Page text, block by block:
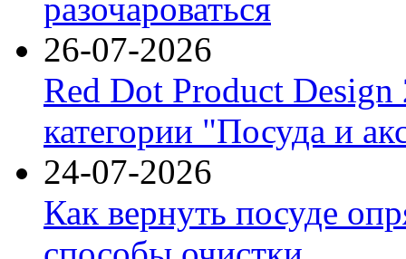
разочароваться
26-07-2026
Red Dot Product Design
категории "Посуда и
24-07-2026
Как вернуть посуде